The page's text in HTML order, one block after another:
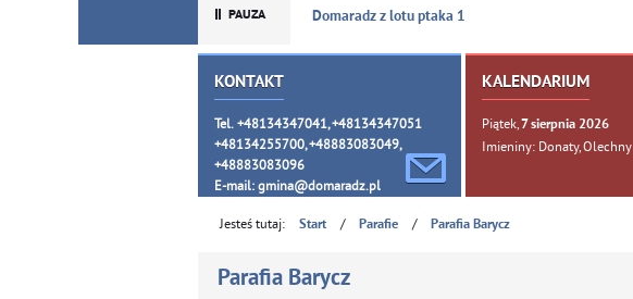
Domaradz z lotu ptaka 1
KONTAKT
Tel. +48134347041, +48134347051
+48134255700, +48883083049,
+48883083096
E-mail: gmina@domaradz.pl
KALENDARIUM
Piątek, 7sierpnia 2026
Imieniny: Donaty, Olechny
Jesteś tutaj: Start / Parafie / Parafia Barycz
Parafia Barycz